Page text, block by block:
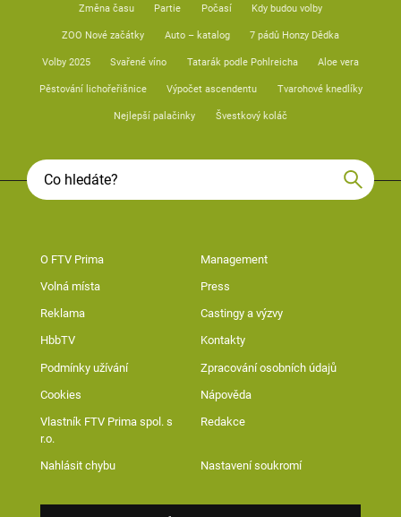
Změna času Partie Počasí Kdy budou volby
ZOO Nové začátky Auto – katalog 7 pádů Honzy Dědka
Volby 2025 Svařené víno Tatarák podle Pohlreicha Aloe vera
Pěstování lichořeřišnice Výpočet ascendentu Tvarohové knedlíky
Nejlepší palačinky Švestkový koláč
O FTV Prima Management
Volná místa Press
Reklama Castingy a výzvy
HbbTV Kontakty
Podmínky užívání Zpracování osobních údajů
Cookies Nápověda
Vlastník FTV Prima spol. s
r.o.
Redakce
Nahlásit chybu Nastavení soukromí